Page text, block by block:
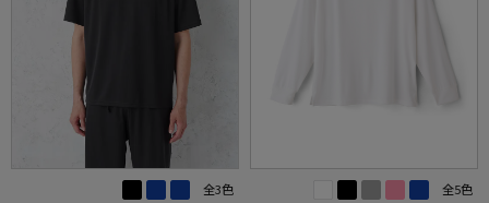
全3色 全5色